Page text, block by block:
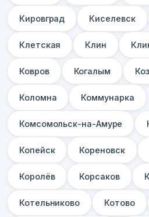
Кировград Киселевск
Клетская Клин
Ковров Когалым
Коломна Коммунарка
Комсомольск-на-Амуре
Копейск Кореновск
Королёв Корсаков
Котельниково Котово